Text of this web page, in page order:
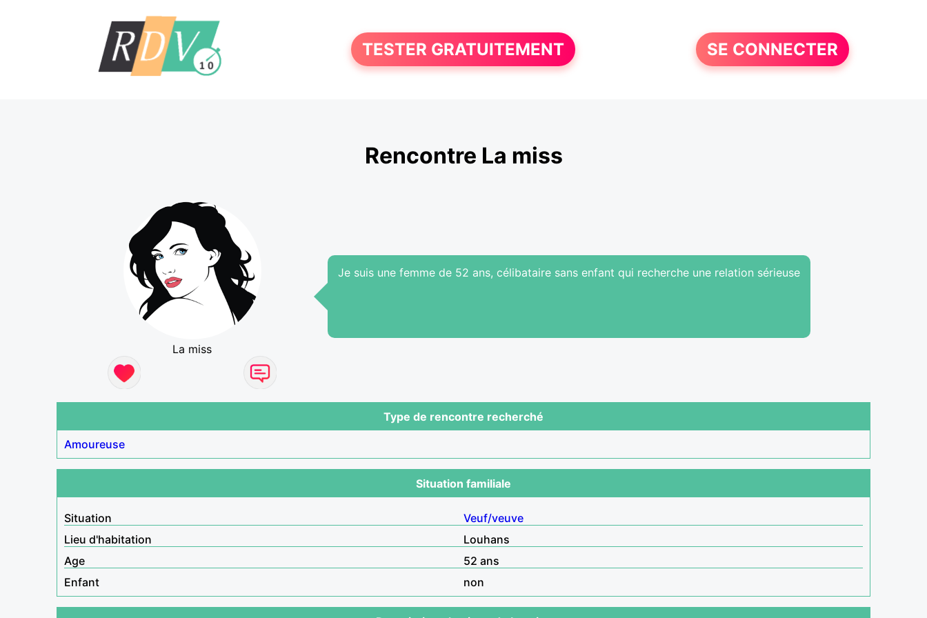
TESTER GRATUITEMENT SE CONNECTER
Rencontre La miss
La miss
Je suis une femme de 52 ans, célibataire sans enfant qui recherche une relation sérieuse
Type de rencontre recherché
Amoureuse
Situation familiale
Situation
Veuf/veuve
Lieu d'habitation
Louhans
Age
52 ans
Enfant
non